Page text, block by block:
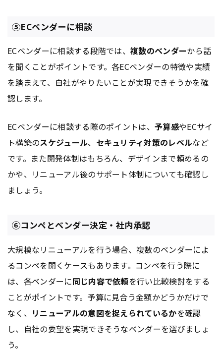
⑤ECベンダーに相談
ECベンダーに相談する段階では、複数のベンダーから話
を聞くことがポイントです。各ECベンダーの特徴や実績
を踏まえて、自社がやりたいことが実現できそうかを確
認します。
ECベンダーに相談する際のポイントは、予算感やECサイ
ト構築のスケジュール、 セキュリティ対策のレベルなど
です。また開発体制はもちろん、デザインまで頼めるの
かや、リニューアル後のサポート体制についても確認し
ましょう。
⑥コンペとベンダー決定・社内承認
大規模なリニューアルを行う場合、複数のベンダーによ
るコンペを開くケースもあります。コンペを行う際に
は、各ベンダーに同じ内容で依頼を行い比較検討をする
ことがポイントです。予算に見合う金額かどうかだけで
なく、 リニューアルの意図を捉えられているかを確認
し、自社の要望を実現できそうなベンダーを選びましょ
う。